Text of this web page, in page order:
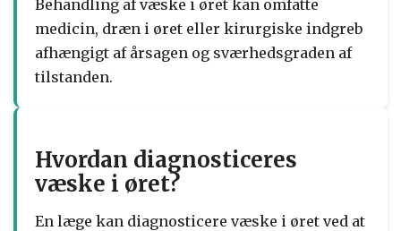
Behandling af væske i øret kan omfatte
medicin, dræn i øret eller kirurgiske indgreb
afhængigt af årsagen og sværhedsgraden af
tilstanden.
Hvordan diagnosticeres
væske i øret?
En læge kan diagnosticere væske i øret ved at